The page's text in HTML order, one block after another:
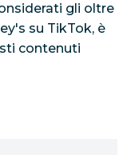
gli oltre
su TikTok, è
contenuti